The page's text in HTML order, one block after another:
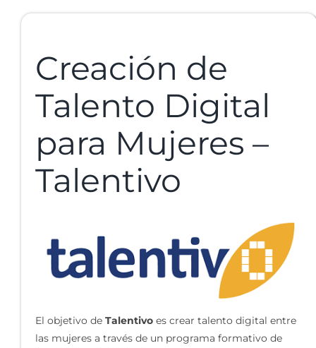
Creación de
Talento Digital
para Mujeres –
Talentivo
El objetivo de Talentivo es crear talento digital entre
las mujeres a través de un programa formativo de